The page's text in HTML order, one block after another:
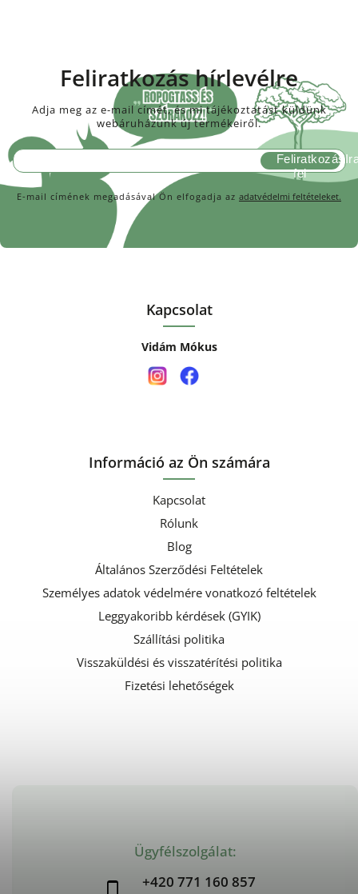
Ügyfélszolgálat:
+420 771 160 857
Kapcsolat
Vidám Mókus
Információ az Ön számára
Kapcsolat
Rólunk
Blog
Általános Szerződési Feltételek
Személyes adatok védelmére vonatkozó feltételek
Leggyakoribb kérdések (GYIK)
Szállítási politika
Visszaküldési és visszatérítési politika
Fizetési lehetőségek
Feliratkozás hírlevélre
Adja meg az e-mail címét, és mi tájékoztatást küldünk
webáruházunk új termékeiről.
E-mail címének megadásával Ön elfogadja az adatvédelmi feltételeket.
Feliratkozás